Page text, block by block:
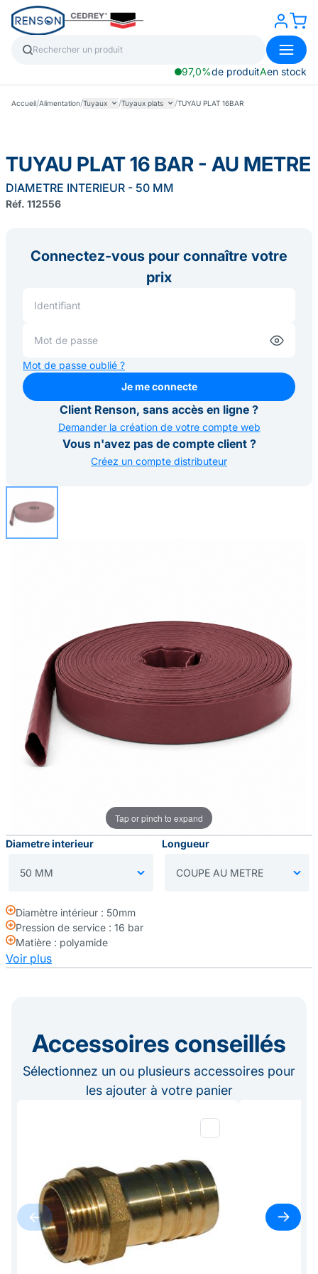
97,0%de produitAen stock
Accueil/Alimentation/Tuyaux /Tuyaux plats /TUYAU PLAT 16BAR
Tap or pinch to expand
Diamètre intérieur : 50mm
Pression de service : 16 bar
Matière : polyamide
Voir plus
Diametre interieur Longueur
TUYAU PLAT 16 BAR - AU METRE
DIAMETRE INTERIEUR - 50 MM
Réf. 112556
Connectez-vous pour connaître votre
prix
Mot de passe oublié ?
Je me connecte
Je me connecte
Client Renson, sans accès en ligne ?
Demander la création de votre compte web
Vous n'avez pas de compte client ?
Créez un compte distributeur
Accessoires conseillés
Sélectionnez un ou plusieurs accessoires pour
les ajouter à votre panier